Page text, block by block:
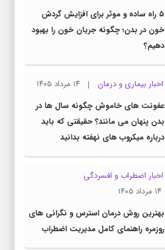
۵ راه ساده و موثر برای افزایش گردش
خون در بدن؛ چگونه جریان خون را بهبود
دهیم؟
اخبار بیماری و درمان
۱۴ مرداد ۱۴۰۵
عفونت های خاموش چگونه سال ها در
بدن پنهان می مانند؟ حقیقتی که باید
درباره میکروب های نهفته بدانید
اخبار اضطراب و افسردگی
۱۴ مرداد ۱۴۰۵
بهترین روش درمان استرس و نگرانی های
روزمره راهنمای کامل مدیریت اضطراب